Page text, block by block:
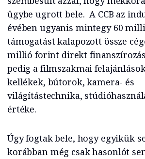
ügybe ugrott bele. A CCB az
évében ugyanis mintegy 60
támogatást kalapozott össze
millió forint direkt
pedig a filmszakmai
kellékek, bútorok, kamera- és
világítástechnika,
értéke.
Úgy fogtak bele, hogy egyikük
korábban még csak hasonlót